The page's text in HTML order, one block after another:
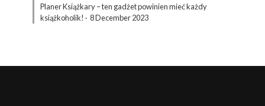
Planer Książkary – ten gadżet powinien mieć każdy
książkoholik! · 8 December 2023